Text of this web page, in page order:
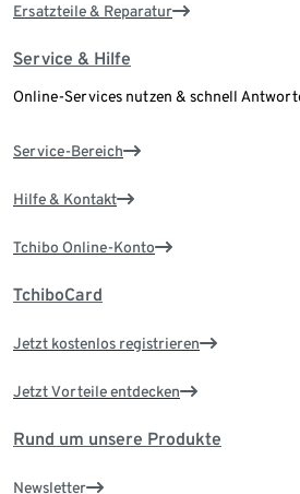
Ersatzteile & Reparatur
Service & Hilfe
Online-Services nutzen & schnell
Service-Bereich
Hilfe & Kontakt
Tchibo Online-Konto
TchiboCard
Jetzt kostenlos registrieren
Jetzt Vorteile entdecken
Rund um unsere Produkte
Newsletter